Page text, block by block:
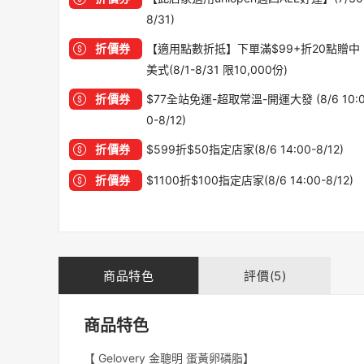
8/31)
折價券
【適用點數折抵】下單滿$99+折20點贈中
美式(8/1-8/31 限10,000份)
折價券
$77全站免運-超取常溫-開運大發 (8/6
0-8/12)
折價券 $599折$50指定店家(8/6 14:00-8/12)
折價券 $1100折$100指定店家(8/6 14:00-8/12)
商品特色 評價(5)
商品特色
【 Gelovery 金聰明 蛋黃卵磷脂】